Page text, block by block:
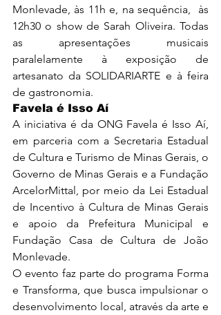
Monlevade, às 11h e, na sequência,  às
12h30 o show de Sarah Oliveira. Todas
as apresentações musicais
paralelamente à exposição de
artesanato da SOLIDARIARTE e à feira
de gastronomia.
Favela é Isso Aí
A iniciativa é da ONG Favela é Isso Aí,
em parceria com a Secretaria Estadual
de Cultura e Turismo de Minas Gerais, o
Governo de Minas Gerais e a Fundação
ArcelorMittal, por meio da Lei Estadual
de Incentivo à Cultura de Minas Gerais
e apoio da Prefeitura Municipal e
Fundação Casa de Cultura de João
Monlevade.
O evento faz parte do programa Forma
e Transforma, que busca impulsionar o
desenvolvimento local, através da arte e